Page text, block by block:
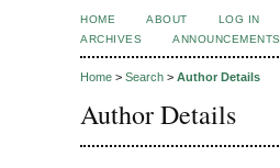
HOME ABOUT LOG IN
ARCHIVES
ANNOUNCEMENTS
Home > Search > Author Details
Author Details